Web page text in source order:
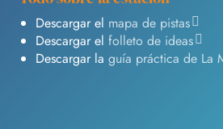
Descargar el mapa de pistas
Descargar el folleto de ideas
Descargar la guía práctica de La